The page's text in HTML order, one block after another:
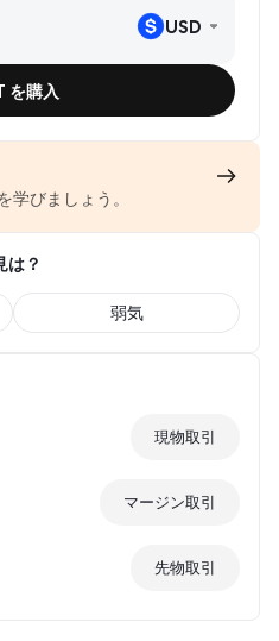
USD
を購入
びましょう。
は？
弱気
現物取引
マージン取引
先物取引